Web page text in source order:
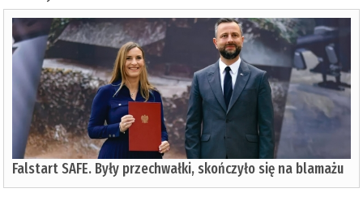
Falstart SAFE. Były przechwałki, skończyło się na blamażu